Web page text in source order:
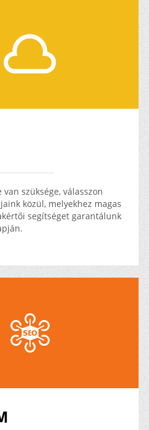
szüksége, válasszon
közül, melyekhez magas
segítséget garantálunk